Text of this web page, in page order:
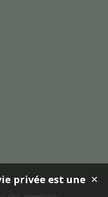
✕
privée est une